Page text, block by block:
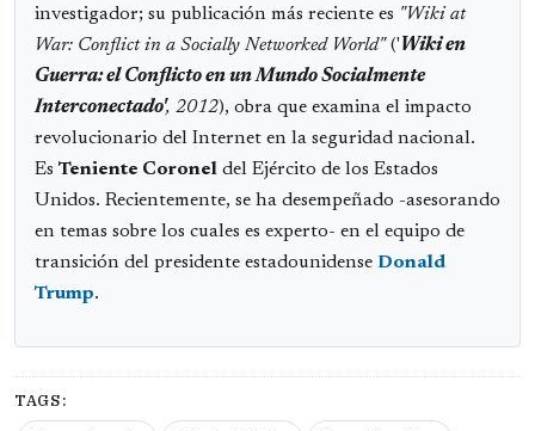
investigador; su publicación más reciente es "Wiki at
War: Conflict in a Socially Networked World"('Wiki en
Guerra: el Conflicto en un Mundo Socialmente
Interconectado', 2012), obra que examina el impacto
revolucionario del Internet en la seguridad nacional.
Es Teniente Coronel del Ejército de los Estados
Unidos. Recientemente, se ha desempeñado -asesorando
en temas sobre los cuales es experto- en el equipo de
transición del presidente estadounidense Donald
Trump.
TAGS: